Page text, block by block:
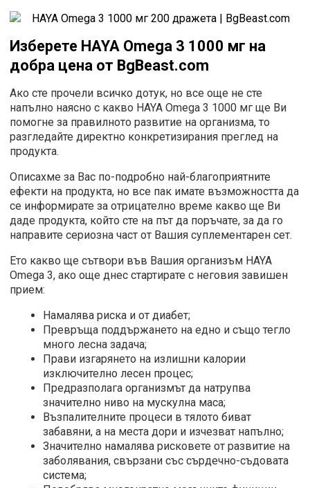
Изберете HAYA Omega 3 1000 мг на
добра цена от BgBeast.com
Ако сте прочели всичко дотук, но все още не сте
напълно наясно с какво HAYA Omega 3 1000 мг ще Ви
помогне за правилното развитие на организма, то
разгледайте директно конкретизирания преглед на
продукта.
Описахме за Вас по-подробно най-благоприятните
ефекти на продукта, но все пак имате възможността да
се информирате за отрицателно време какво ще Ви
даде продукта, който сте на път да поръчате, за да го
направите сериозна част от Вашия суплементарен сет.
Ето какво ще сътвори във Вашия организъм HAYA
Omega 3, ако още днес стартирате с неговия завишен
прием:
Намалява риска и от диабет;
Превръща поддържането на едно и също тегло
много лесна задача;
Прави изгарянето на излишни калории
изключително лесен процес;
Предразполага организмът да натрупва
значително ниво на мускулна маса;
Възпалителните процеси в тялото биват
забавяни, а на места дори и изчезват напълно;
Значително намалява рисковете от развитие на
заболявания, свързани със сърдечно-съдовата
система;